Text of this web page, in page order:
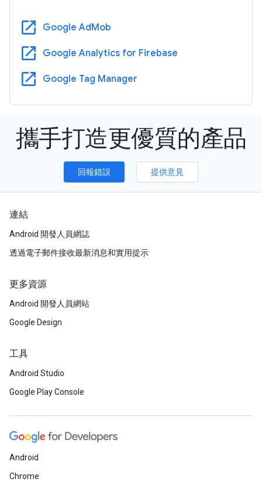
open_in_new Google AdMob
open_in_new Google Analytics for Firebase
open_in_new Google Tag Manager
攜手打造更優質的產品
回報錯誤 提供意見
連結
Android 開發人員網誌
透過電子郵件接收最新消息和實用提示
更多資源
Android 開發人員網站
Google Design
工具
Android Studio
Google Play Console
Android
Chrome